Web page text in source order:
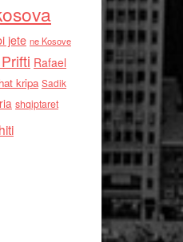
jete ne Kosove
Rafael
kripa Sadik
shqiptaret